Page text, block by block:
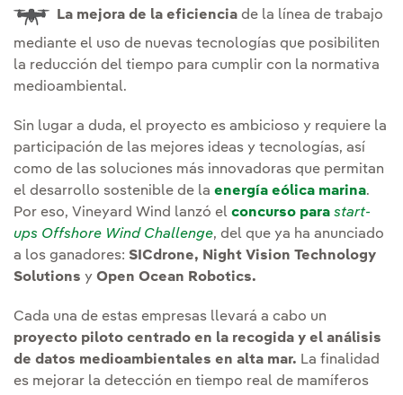
La mejora de la eficiencia de la línea de trabajo
mediante el uso de nuevas tecnologías que posibiliten
la reducción del tiempo para cumplir con la normativa
medioambiental.
Sin lugar a duda, el proyecto es ambicioso y requiere la
participación de las mejores ideas y tecnologías, así
como de las soluciones más innovadoras que permitan
el desarrollo sostenible de la energía eólica marina.
Por eso, Vineyard Wind lanzó el concurso para start-
ups Offshore Wind Challenge, del que ya ha anunciado
a los ganadores: SICdrone, Night Vision Technology
Solutions y Open Ocean Robotics.
Cada una de estas empresas llevará a cabo un
proyecto piloto centrado en la recogida y el análisis
de datos medioambientales en alta mar. La finalidad
es mejorar la detección en tiempo real de mamíferos